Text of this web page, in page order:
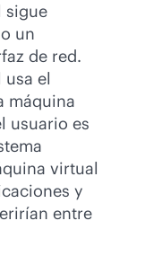
sigue
un
de red.
el
máquina
usuario es
virtual
y
entre